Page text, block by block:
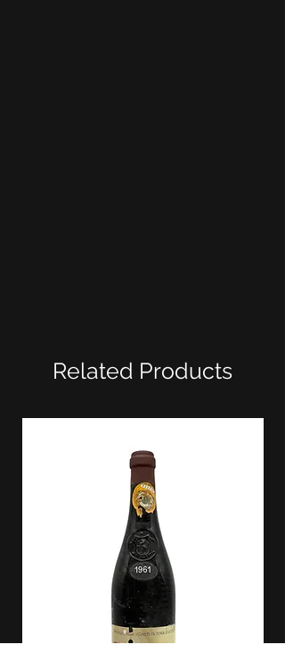
Related Products